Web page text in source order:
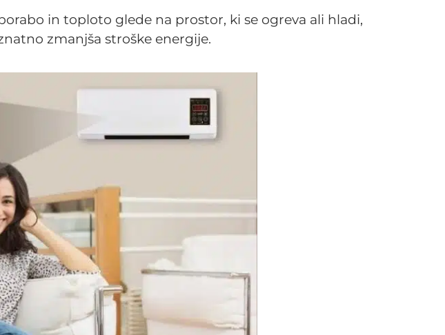
in toploto glede na prostor, ki se ogreva ali hladi,
zmanjša stroške energije.